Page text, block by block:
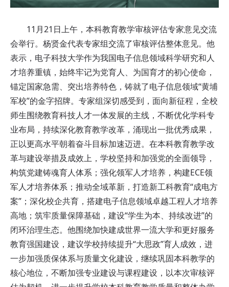
11月21日上午，本科教育教学审核评估专家意见交流
会举行。杨贤金代表专家组交流了审核评估整体意见。他
表示，电子科技大学作为我国电子信息领域科学研究和人
才培养重镇，始终牢记为党育人、为国育才的初心使命，
锚定国家急需、突出培养特色，铸就了电子信息领域“黄埔
军校”的金字招牌。专家组深切感受到，面向新征程，全校
师生围绕教育科技人才一体发展的主线，不断优化学科专
业布局，持续深化教育教学改革，涌现出一批优秀成果，
正以更高水平朝着奋斗目标加速迈进。在本科教育教学改
革与建设举措及成效上，学校坚持和加强党的全面领导，
构筑党建铸魂育人体系；强化领军人才培养，构建ECE领
军人才培养体系；推动全域革新，打造新工科教育“成电方
案”；深化校企共育，搭建电子信息领域卓越工程人才培养
高地；筑牢质量保障基础，建设“学生为本、持续改进”的
闭环治理生态。他围绕加快建成世界一流大学和更好服务
教育强国建设，建议学校持续提升“大思政”育人成效，进
一步加强质保体系与质量文化建设，继续巩固本科教学的
核心地位，不断加强专业建设与课程建设，以本次审核评